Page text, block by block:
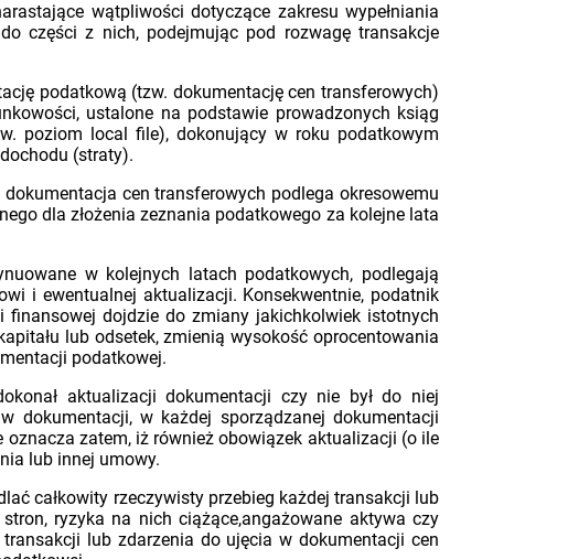
wątpliwości dotyczące zakresu wypełniania
części z nich, podejmując pod rozwagę transakcje
podatkową (tzw. dokumentację cen transferowych)
ustalone na podstawie prowadzonych ksiąg
poziom local file), dokonujący w roku podatkowym
(straty).
cen transferowych podlega okresowemu
dla złożenia zeznania podatkowego za kolejne lata
w kolejnych latach podatkowych, podlegają
i ewentualnej aktualizacji. Konsekwentnie, podatnik
finansowej dojdzie do zmiany jakichkolwiek istotnych
lub odsetek, zmienią wysokość oprocentowania
podatkowej.
aktualizacji dokumentacji czy nie był do niej
dokumentacji, w każdej sporządzanej dokumentacji
zatem, iż również obowiązek aktualizacji (o ile
lub innej umowy.
całkowity rzeczywisty przebieg każdej transakcji lub
ryzyka na nich ciążące,angażowane aktywa czy
lub zdarzenia do ujęcia w dokumentacji cen